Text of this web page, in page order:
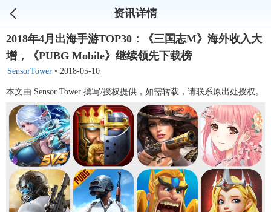
资讯详情
2018年4月出海手游TOP30：《三国志M》海外收入大
增，《PUBG Mobile》继续领先下载榜
SensorTower • 2018-05-10
本文由 Sensor Tower 撰写/授权提供，如需转载，请联系原出处授权。